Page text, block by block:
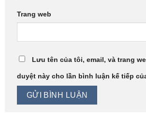
Trang web
Lưu tên của tôi, email, và trang
duyệt này cho lần bình luận kế tiếp